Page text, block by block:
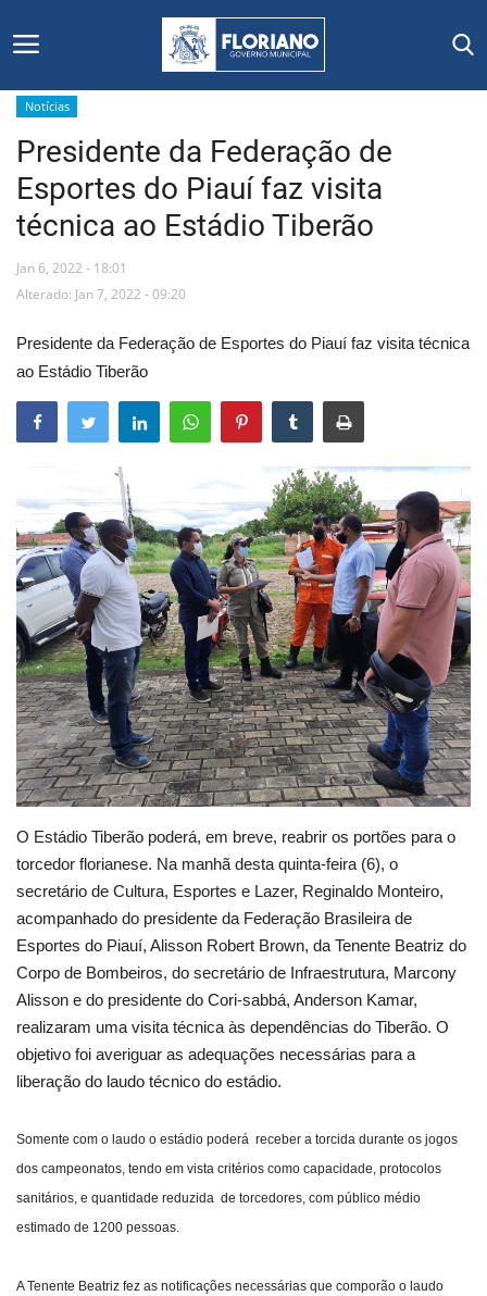
Início
Editais
Floriano
Mural de Licitações
Notícias
Webmail
Contato
Notícias
Presidente da Federação de
Esportes do Piauí faz visita
técnica ao Estádio Tiberão
Jan 6, 2022 - 18:01
Alterado: Jan 7, 2022 - 09:20
Presidente da Federação de Esportes do Piauí faz visita técnica
ao Estádio Tiberão
O Estádio Tiberão poderá, em breve, reabrir os portões para o
torcedor florianese. Na manhã desta quinta-feira (6), o
secretário de Cultura, Esportes e Lazer, Reginaldo Monteiro,
acompanhado do presidente da Federação Brasileira de
Esportes do Piauí, Alisson Robert Brown, da Tenente Beatriz do
Corpo de Bombeiros, do secretário de Infraestrutura, Marcony
Alisson e do presidente do Cori-sabbá, Anderson Kamar,
realizaram uma visita técnica às dependências do Tiberão. O
objetivo foi averiguar as adequações necessárias para a
liberação do laudo técnico do estádio.
Somente com o laudo o estádio poderá receber a torcida durante os jogos
dos campeonatos, tendo em vista critérios como capacidade, protocolos
sanitários, e quantidade reduzida de torcedores, com público médio
estimado de 1200 pessoas.
A Tenente Beatriz fez as notificações necessárias que comporão o laudo